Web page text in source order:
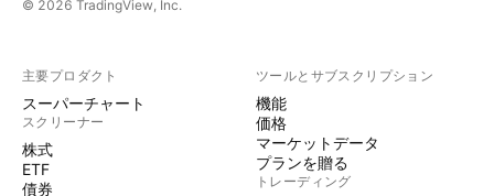
© 2026 TradingView, Inc.
主要プロダクト
スーパーチャート
スクリーナー
株式
ETF
債券
ツールとサブスクリプション
機能
価格
マーケットデータ
プランを贈る
トレーディング